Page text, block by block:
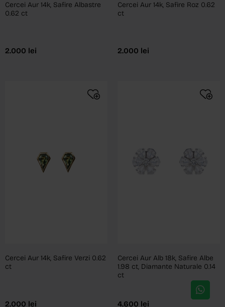
Cercei Aur 14k, Safire Albastre
0.62 ct
2.000 lei
Cercei Aur 14k, Safire Roz 0.62
ct
2.000 lei
Cercei Aur 14k, Safire Verzi 0.62
ct
2.000 lei
Cercei Aur Alb 18k, Safire Albe
1.98 ct, Diamante Naturale 0.14
ct
4.600 lei